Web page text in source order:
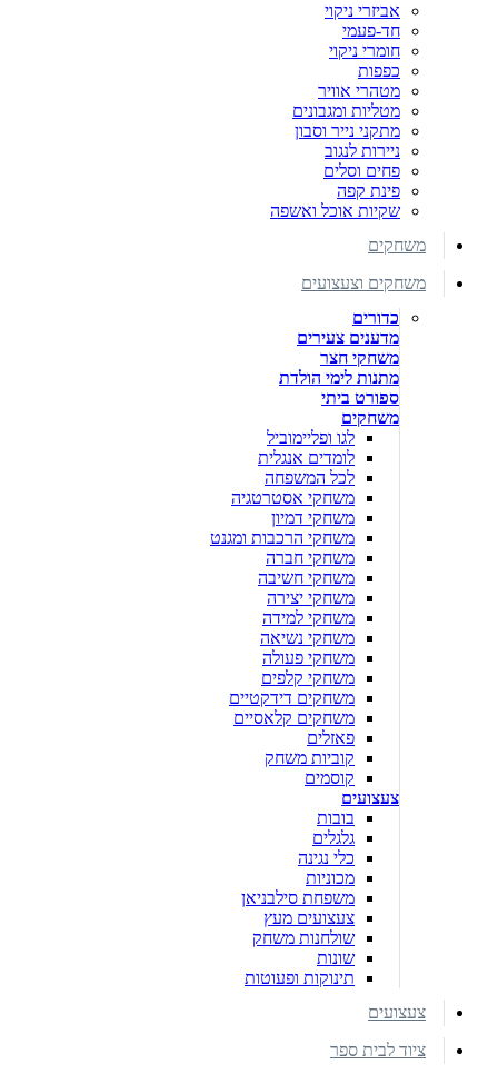
אביזרי ניקוי
חד-פעמי
חומרי ניקוי
כפפות
מטהרי אוויר
מטליות ומגבונים
מתקני נייר וסבון
ניירות לנגוב
פחים וסלים
פינת קפה
שקיות אוכל ואשפה
משחקים
משחקים וצעצועים
כדורים
מדענים צעירים
משחקי חצר
מתנות לימי הולדת
ספורט ביתי
משחקים
לגו ופליימוביל
לומדים אנגלית
לכל המשפחה
משחקי אסטרטגיה
משחקי דמיון
משחקי הרכבות ומגנט
משחקי חברה
משחקי חשיבה
משחקי יצירה
משחקי למידה
משחקי נשיאה
משחקי פעולה
משחקי קלפים
משחקים דידקטיים
משחקים קלאסיים
פאזלים
קוביות משחק
קוסמים
צעצועים
בובות
גלגלים
כלי נגינה
מכוניות
משפחת סילבניאן
צעצועים מעץ
שולחנות משחק
שונות
תינוקות ופעוטות
צעצועים
ציוד לבית ספר